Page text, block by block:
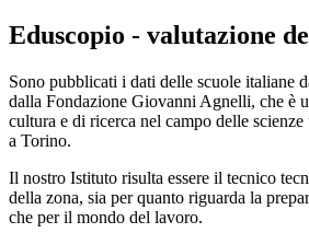
Eduscopio - valutazione
Sono pubblicati i dati delle scuole italiane
dalla Fondazione Giovanni Agnelli, che è
cultura e di ricerca nel campo delle scienze
a Torino.
Il nostro Istituto risulta essere il tecnico
della zona, sia per quanto riguarda la
che per il mondo del lavoro.